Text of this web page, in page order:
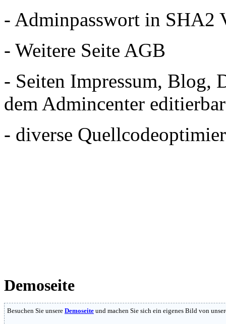
- Adminpasswort in SHA2
- Weitere Seite AGB
- Seiten Impressum, Blog,
dem Admincenter editierbar
- diverse
Demoseite
Besuchen Sie unsere Demoseite und machen Sie sich ein eigenes Bild von